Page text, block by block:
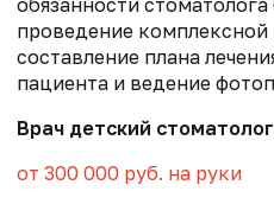
проведение комплексной
составление плана
пациента и ведение
Врач детский
от 300 000 руб. на руки